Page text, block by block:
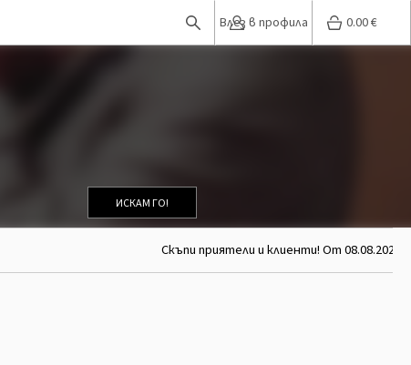
Влез в профила 0.00€
ИСКАМ ГО!
Скъпи приятели и клиенти! От